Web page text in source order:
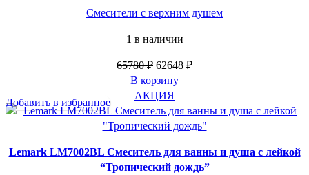
Смесители с верхним душем
1 в наличии
65780₽ Первоначальная
цена
составляла
65780 ₽.
62648 ₽Текущая
В корзину
АКЦИЯ
Добавить в избранное
Lemark LM7002BL Смeситель для ванны и душа с лейкой
“Тропический дождь”